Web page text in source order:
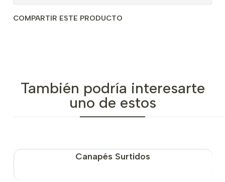
COMPARTIR ESTE PRODUCTO
También podría interesarte
uno de estos
Canapés Surtidos